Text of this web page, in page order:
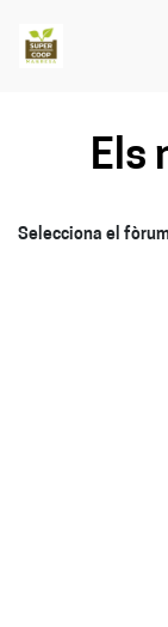
Els
Selecciona el